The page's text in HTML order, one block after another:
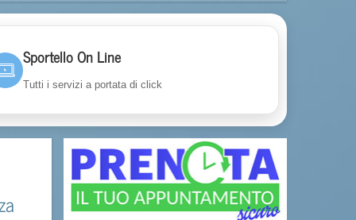
Sportello On Line
Tutti i servizi a portata di click